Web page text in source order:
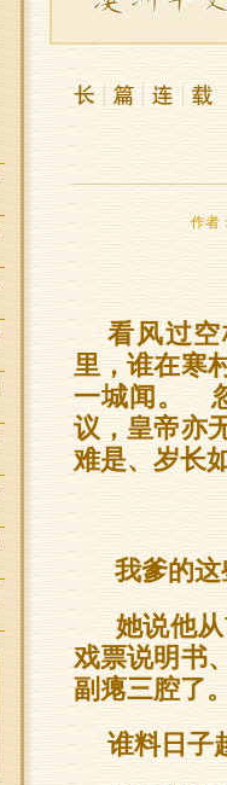
作者
看风过
里，谁在寒
一城闻。
议，皇帝亦
难是、岁长
我爹的
她说他
戏票说明书
副瘪三腔了
谁料日子